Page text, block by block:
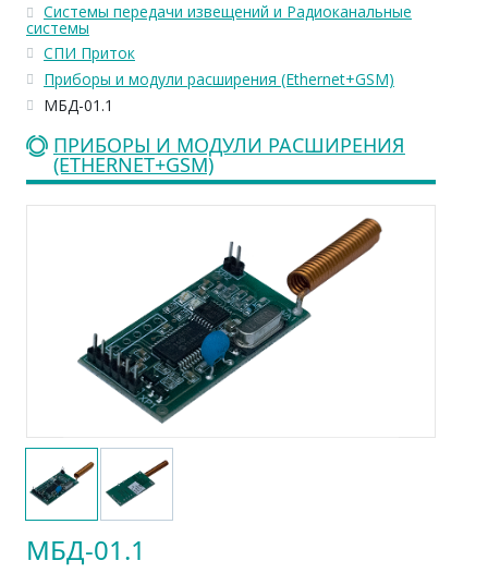
Системы передачи извещений и Радиоканальные
системы
СПИ Приток
Приборы и модули расширения (Ethernet+GSM)
МБД-01.1
ПРИБОРЫ И МОДУЛИ РАСШИРЕНИЯ
(ETHERNET+GSM)
МБД-01.1